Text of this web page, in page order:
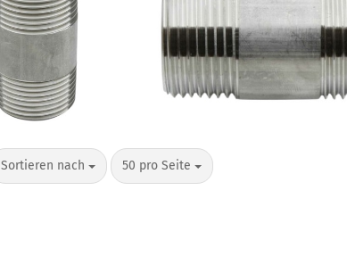
Sortieren nach 50 pro Seite